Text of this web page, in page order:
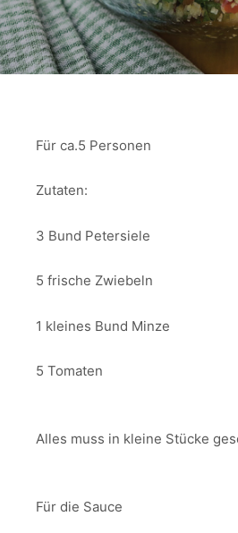
Für ca.5 Personen
Zutaten:
3 Bund Petersiele
5 frische Zwiebeln
1 kleines Bund Minze
5 Tomaten
Alles muss in kleine Stücke
Für die Sauce